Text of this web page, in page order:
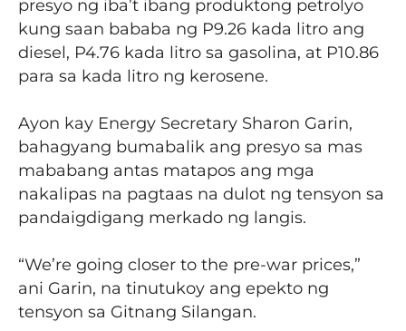
presyo ng iba’t ibang produktong petrolyo
kung saan bababa ng P9.26 kada litro ang
diesel, P4.76 kada litro sa gasolina, at P10.86
para sa kada litro ng kerosene.
Ayon kay Energy Secretary Sharon Garin,
bahagyang bumabalik ang presyo sa mas
mababang antas matapos ang mga
nakalipas na pagtaas na dulot ng tensyon sa
pandaigdigang merkado ng langis.
“We’re going closer to the pre-war prices,”
ani Garin, na tinutukoy ang epekto ng
tensyon sa Gitnang Silangan.